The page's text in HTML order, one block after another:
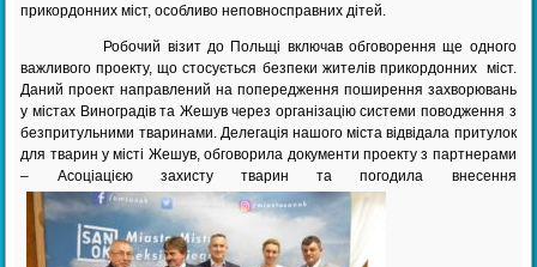
прикордонних міст, особливо неповносправних дітей.
Робочий візит до Польщі включав обговорення ще одного
важливого проекту, що стосується безпеки жителів прикордонних міст.
Даний проект направлений на попередження поширення захворювань
у містах Виноградів та Жешув через організацію системи поводження з
безпритульними тваринами. Делегація нашого міста відвідала притулок
для тварин у місті Жешув, обговорила документи проекту з партнерами
– Асоціацією захисту тварин та погодила внесення